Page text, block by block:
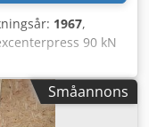
1967,
90 kN
Trådtjocklek: 0,5 -
upp
Småannons